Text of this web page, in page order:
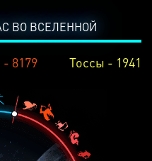
ВО ВСЕЛЕННОЙ
8179 Тоссы - 1941